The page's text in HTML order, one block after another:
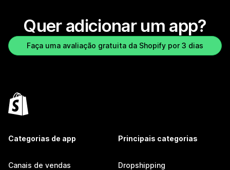
Quer adicionar um app?
Faça uma avaliação gratuita da Shopify por 3 dias
Categorias de app
Canais de vendas
Principais categorias
Dropshipping